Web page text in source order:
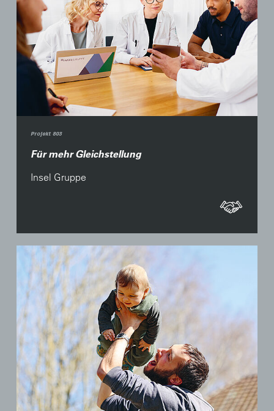
Projekt 803
Für mehr Gleichstellung
Insel Gruppe